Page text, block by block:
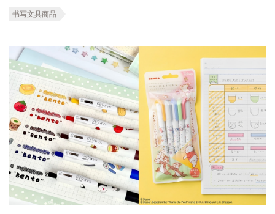
书写文具商品